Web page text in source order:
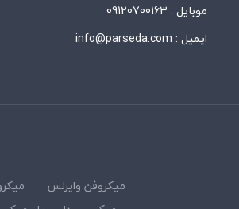
موبایل : 09120700163
ایمیل : info@parseda.com
میکروفن وایرلس